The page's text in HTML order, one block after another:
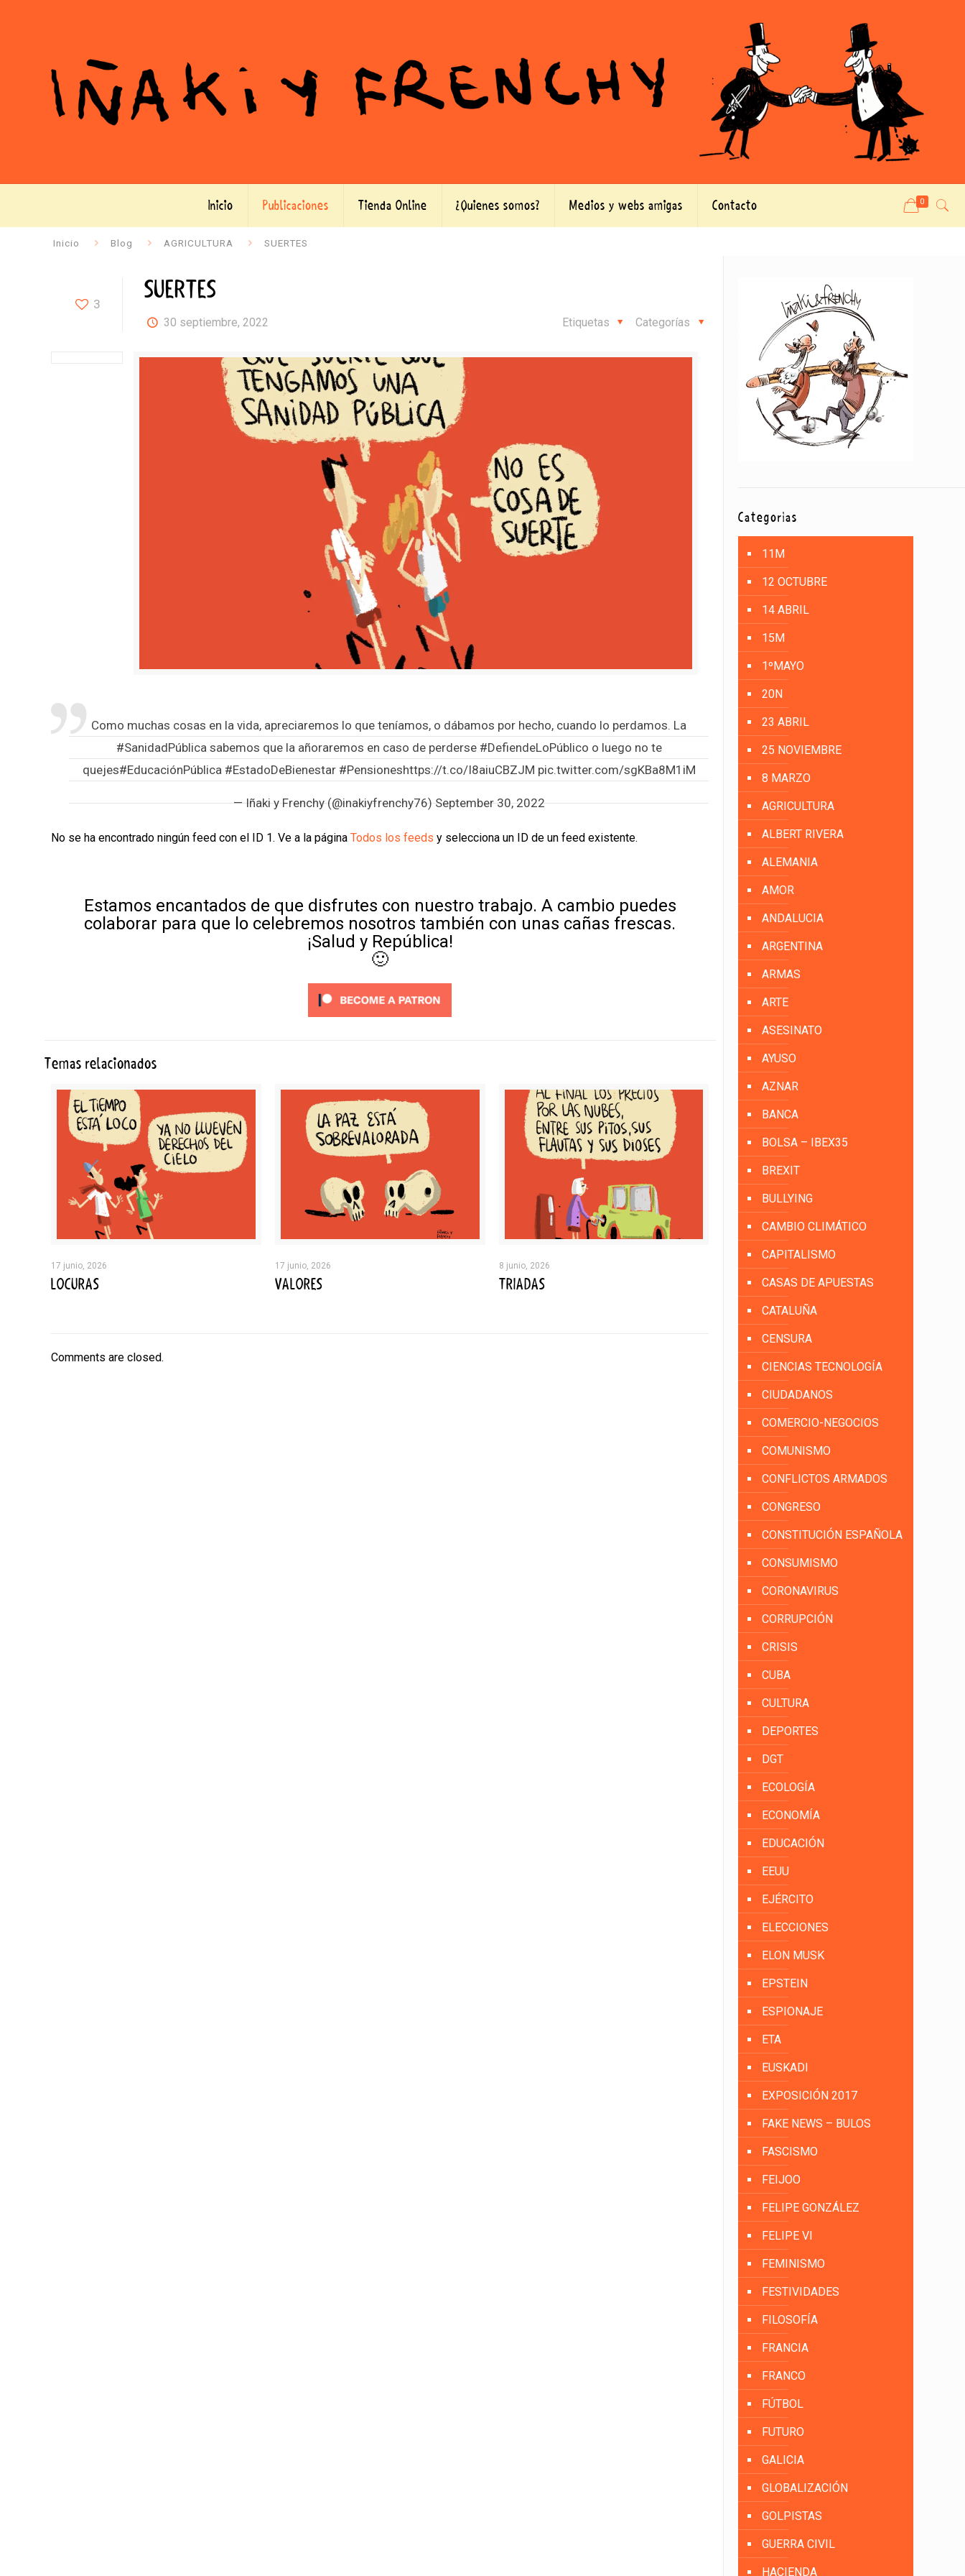
Inicio Publicaciones Tienda Online ¿Quienes somos? Medios y webs amigas Contacto 0
Inicio Blog AGRICULTURA SUERTES
3 SUERTES
30 septiembre, 2022 Categorías
Etiquetas
Como muchas cosas en la vida, apreciaremos lo que teníamos, o dábamos por hecho, cuando lo perdamos. La
#SanidadPública sabemos que la añoraremos en caso de perderse #DefiendeLoPúblico o luego no te
quejes#EducaciónPública #EstadoDeBienestar #Pensioneshttps://t.co/I8aiuCBZJM pic.twitter.com/sgKBa8M1iM
— Iñaki y Frenchy (@inakiyfrenchy76)September 30, 2022
No se ha encontrado ningún feed con el ID 1. Ve a la páginaTodos los feeds y selecciona un ID de un feed existente.
Estamos encantados de que disfrutes con nuestro trabajo. A cambio puedes
colaborar para que lo celebremos nosotros también con unas cañas frescas.
¡Salud y República!
🙂
Temas relacionados
17 junio, 2026
LOCURAS
17 junio, 2026
VALORES
8 junio, 2026
TRIADAS
Comments are closed.
Categorías
11M
12 OCTUBRE
14 ABRIL
15M
1ºMAYO
20N
23 ABRIL
25 NOVIEMBRE
8 MARZO
AGRICULTURA
ALBERT RIVERA
ALEMANIA
AMOR
ANDALUCIA
ARGENTINA
ARMAS
ARTE
ASESINATO
AYUSO
AZNAR
BANCA
BOLSA – IBEX35
BREXIT
BULLYING
CAMBIO CLIMÁTICO
CAPITALISMO
CASAS DE APUESTAS
CATALUÑA
CENSURA
CIENCIAS TECNOLOGÍA
CIUDADANOS
COMERCIO-NEGOCIOS
COMUNISMO
CONFLICTOS ARMADOS
CONGRESO
CONSTITUCIÓN ESPAÑOLA
CONSUMISMO
CORONAVIRUS
CORRUPCIÓN
CRISIS
CUBA
CULTURA
DEPORTES
DGT
ECOLOGÍA
ECONOMÍA
EDUCACIÓN
EEUU
EJÉRCITO
ELECCIONES
ELON MUSK
EPSTEIN
ESPIONAJE
ETA
EUSKADI
EXPOSICIÓN 2017
FAKE NEWS – BULOS
FASCISMO
FEIJOO
FELIPE GONZÁLEZ
FELIPE VI
FEMINISMO
FESTIVIDADES
FILOSOFÍA
FRANCIA
FRANCO
FÚTBOL
FUTURO
GALICIA
GLOBALIZACIÓN
GOLPISTAS
GUERRA CIVIL
HACIENDA